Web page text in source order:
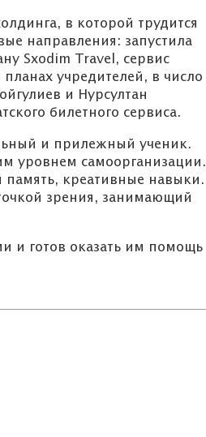
в которой трудится
направления: запустила
Sxodim Travel, сервис
учредителей, в число
и Нурсултан
билетного сервиса.
и прилежный ученик.
уровнем самоорганизации.
память, креативные навыки.
зрения, занимающий
и готов оказать им помощь